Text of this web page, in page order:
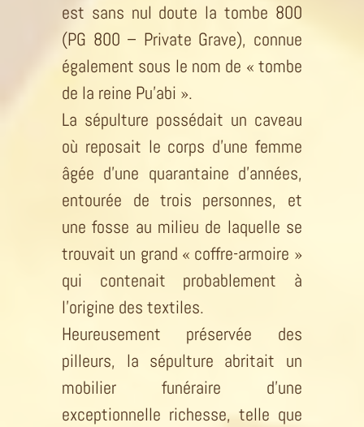
est sans nul doute la tombe 800
(PG 800 – Private Grave), connue
également sous le nom de « tombe
de la reine Pu’abi ».
La sépulture possédait un caveau
où reposait le corps d’une femme
âgée d’une quarantaine d’années,
entourée de trois personnes, et
une fosse au milieu de laquelle se
trouvait un grand « coffre-armoire »
qui contenait probablement à
l’origine des textiles.
Heureusement préservée des
pilleurs, la sépulture abritait un
mobilier funéraire d’une
exceptionnelle richesse, telle que